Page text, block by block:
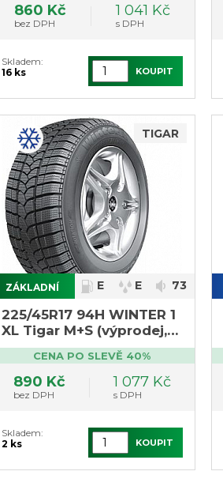
860 Kč
bez DPH
1 041 Kč
s DPH
Skladem:
16 ks
KOUPIT
TIGAR
ZÁKLADNÍ E E 73
225/45R17 94H WINTER 1
XL Tigar M+S (výprodej,
poslední 1ks)
CENA PO SLEVĚ 40%
890 Kč
bez DPH
1 077 Kč
s DPH
Skladem:
2 ks
KOUPIT